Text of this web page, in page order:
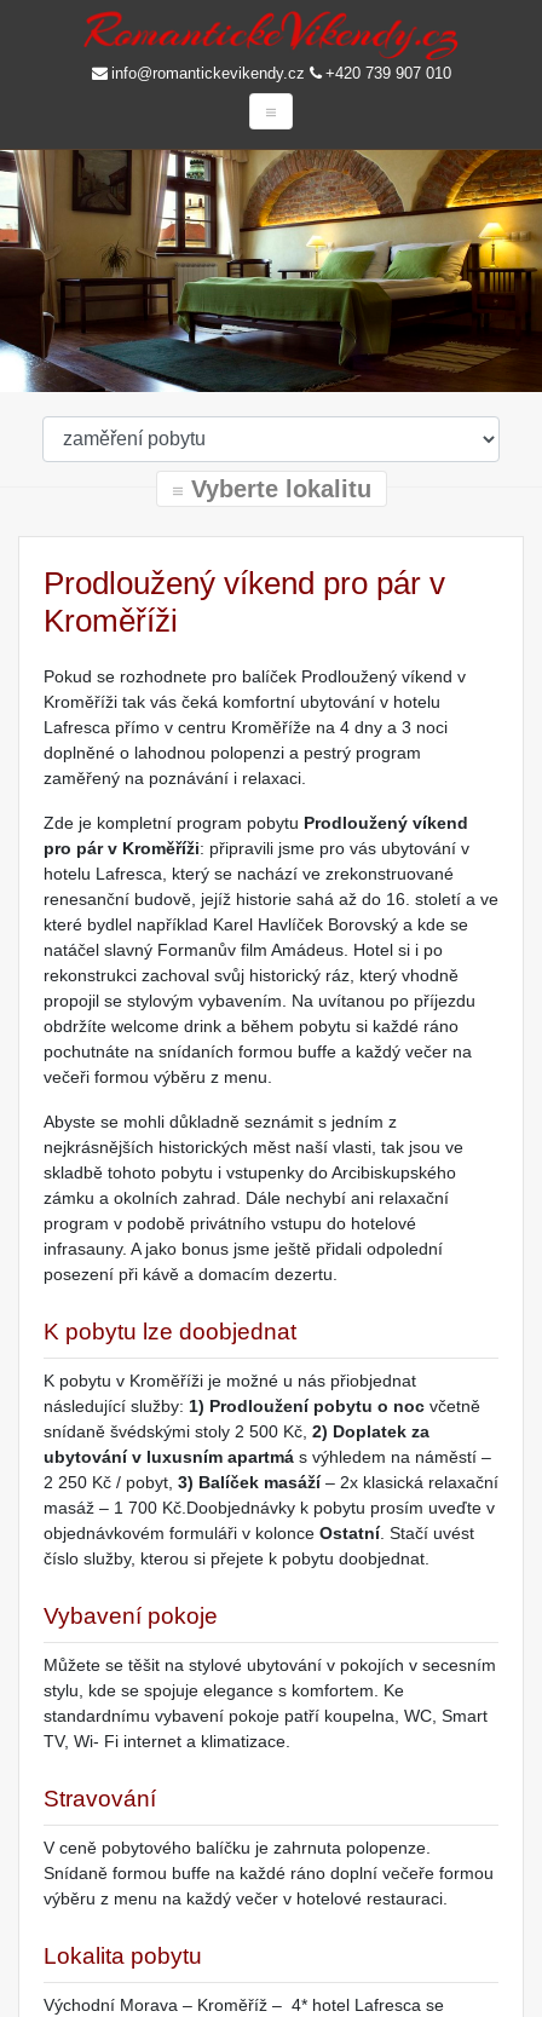
info@romantickevikendy.cz +420 739 907 010
Vyberte lokalitu
Prodloužený víkend pro pár v
Kroměříži
Pokud se rozhodnete pro balíček Prodloužený víkend v
Kroměříži tak vás čeká komfortní ubytování v hotelu
Lafresca přímo v centru Kroměříže na 4 dny a 3 noci
doplněné o lahodnou polopenzi a pestrý program
zaměřený na poznávání i relaxaci.
Zde je kompletní program pobytu Prodloužený víkend
pro pár v Kroměříži: připravili jsme pro vás ubytování v
hotelu Lafresca, který se nachází ve zrekonstruované
renesanční budově, jejíž historie sahá až do 16. století a ve
které bydlel například Karel Havlíček Borovský a kde se
natáčel slavný Formanův film Amádeus. Hotel si i po
rekonstrukci zachoval svůj historický ráz, který vhodně
propojil se stylovým vybavením. Na uvítanou po příjezdu
obdržíte welcome drink a během pobytu si každé ráno
pochutnáte na snídaních formou buffe a každý večer na
večeři formou výběru z menu.
Abyste se mohli důkladně seznámit s jedním z
nejkrásnějších historických měst naší vlasti, tak jsou ve
skladbě tohoto pobytu i vstupenky do Arcibiskupského
zámku a okolních zahrad. Dále nechybí ani relaxační
program v podobě privátního vstupu do hotelové
infrasauny. A jako bonus jsme ještě přidali odpolední
posezení při kávě a domacím dezertu.
K pobytu lze doobjednat
K pobytu v Kroměříži je možné u nás přiobjednat
následující služby: 1) Prodloužení pobytu o noc včetně
snídaně švédskými stoly 2 500 Kč, 2) Doplatek za
ubytování v luxusním apartmá s výhledem na náměstí –
2 250 Kč / pobyt, 3) Balíček masáží– 2x klasická relaxační
masáž – 1 700 Kč.Doobjednávky k pobytu prosím uveďte v
objednávkovém formuláři v kolonce Ostatní. Stačí uvést
číslo služby, kterou si přejete k pobytu doobjednat.
Vybavení pokoje
Můžete se těšit na stylové ubytování v pokojích v secesním
stylu, kde se spojuje elegance s komfortem. Ke
standardnímu vybavení pokoje patří koupelna, WC, Smart
TV, Wi- Fi internet a klimatizace.
Stravování
V ceně pobytového balíčku je zahrnuta polopenze.
Snídaně formou buffe na každé ráno doplní večeře formou
výběru z menu na každý večer v hotelové restauraci.
Lokalita pobytu
Východní Morava – Kroměříž – 4* hotel Lafresca se